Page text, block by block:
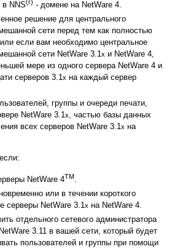
NNS(r) - домене на NetWare 4.
решение для центрального
сети перед тем как полностью
если вам необходимо центральное
сети NetWare 3.1x и NetWare 4,
мере из одного сервера NetWare 4 и
серверов 3.1x на каждый сервер
группы и очереди печати,
NetWare 3.1x, частью базы данных
всех серверов NetWare 3.1x на
NetWare 4TM.
или в течении короткого
серверы NetWare 3.1x на NetWare 4.
отдельного сетевого администратора
3.11 в вашей сети, который будет
пользователей и группы при помощи